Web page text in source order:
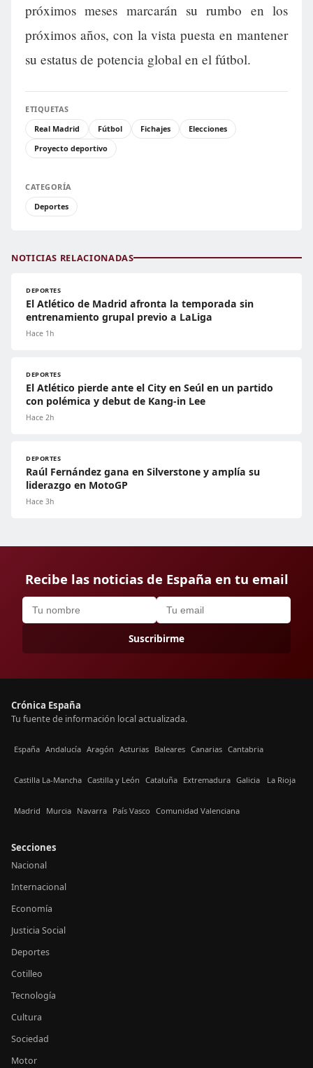
próximos meses marcarán su rumbo en los
próximos años, con la vista puesta en mantener
su estatus de potencia global en el fútbol.
ETIQUETAS
Real Madrid
Fútbol Fichajes
Elecciones
Proyecto deportivo
CATEGORÍA
Deportes
NOTICIAS RELACIONADAS
DEPORTES
El Atlético de Madrid afronta la temporada sin
entrenamiento grupal previo a LaLiga
Hace 1h
DEPORTES
El Atlético pierde ante el City en Seúl en un partido
con polémica y debut de Kang-in Lee
Hace 2h
DEPORTES
Raúl Fernández gana en Silverstone y amplía su
liderazgo en MotoGP
Hace 3h
Recibe las noticias de España en tu email
Suscribirme
Crónica España
Tu fuente de información local actualizada.
España Andalucía Aragón Asturias Baleares Canarias Cantabria
Castilla La-Mancha Castilla y León Cataluña Extremadura Galicia La Rioja
Madrid Murcia Navarra País Vasco Comunidad Valenciana
Secciones
Nacional
Internacional
Economía
Justicia Social
Deportes
Cotilleo
Tecnología
Cultura
Sociedad
Motor